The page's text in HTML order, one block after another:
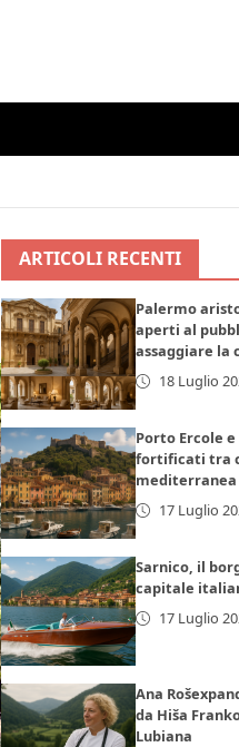
ARTICOLI RECENTI
Palermo
aperti al
assaggiare la
18 Luglio
Porto Ercole
fortificati tra
mediterranea
17 Luglio
Sarnico, il
capitale
17 Luglio
Ana
da Hiša
Lubiana